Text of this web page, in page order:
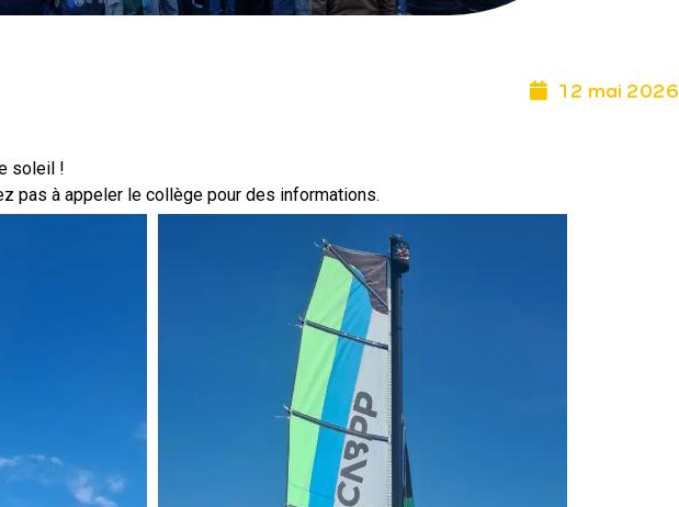
12 mai 2026
soleil !
pas à appeler le collège pour des informations.